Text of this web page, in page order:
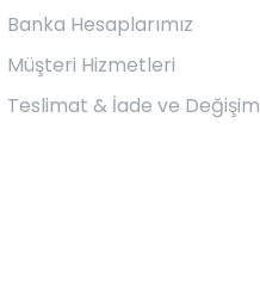
Banka Hesaplarımız
Müşteri Hizmetleri
Teslimat & İade ve Değişim